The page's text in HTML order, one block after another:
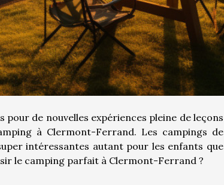
de nouvelles expériences pleine de leçons
à Clermont-Ferrand. Les campings de
intéressantes autant pour les enfants que
le camping parfait à Clermont-Ferrand ?